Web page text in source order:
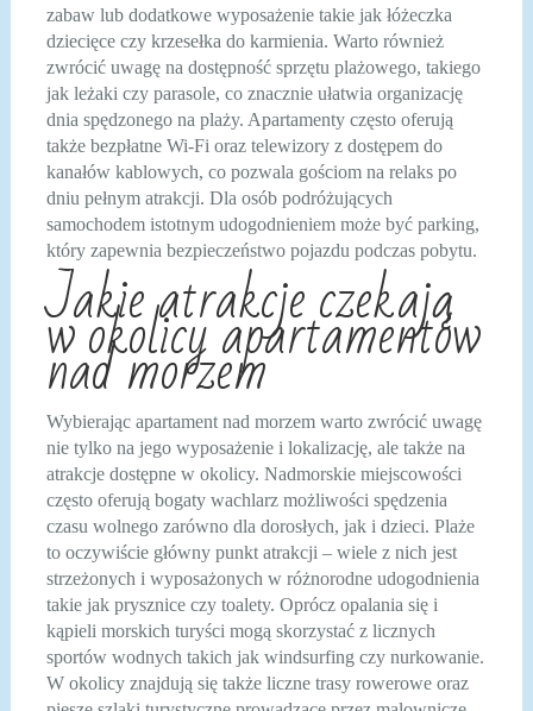
zabaw lub dodatkowe wyposażenie takie jak łóżeczka
dziecięce czy krzesełka do karmienia. Warto również
zwrócić uwagę na dostępność sprzętu plażowego, takiego
jak leżaki czy parasole, co znacznie ułatwia organizację
dnia spędzonego na plaży. Apartamenty często oferują
także bezpłatne Wi-Fi oraz telewizory z dostępem do
kanałów kablowych, co pozwala gościom na relaks po
dniu pełnym atrakcji. Dla osób podróżujących
samochodem istotnym udogodnieniem może być parking,
który zapewnia bezpieczeństwo pojazdu podczas pobytu.
Jakie atrakcje czekają
w okolicy apartamentów
nad morzem
Wybierając apartament nad morzem warto zwrócić uwagę
nie tylko na jego wyposażenie i lokalizację, ale także na
atrakcje dostępne w okolicy. Nadmorskie miejscowości
często oferują bogaty wachlarz możliwości spędzenia
czasu wolnego zarówno dla dorosłych, jak i dzieci. Plaże
to oczywiście główny punkt atrakcji – wiele z nich jest
strzeżonych i wyposażonych w różnorodne udogodnienia
takie jak prysznice czy toalety. Oprócz opalania się i
kąpieli morskich turyści mogą skorzystać z licznych
sportów wodnych takich jak windsurfing czy nurkowanie.
W okolicy znajdują się także liczne trasy rowerowe oraz